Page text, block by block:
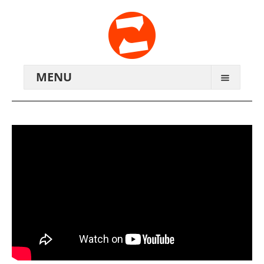
MENU
ARCHIV
GENOSSENSCHAFT